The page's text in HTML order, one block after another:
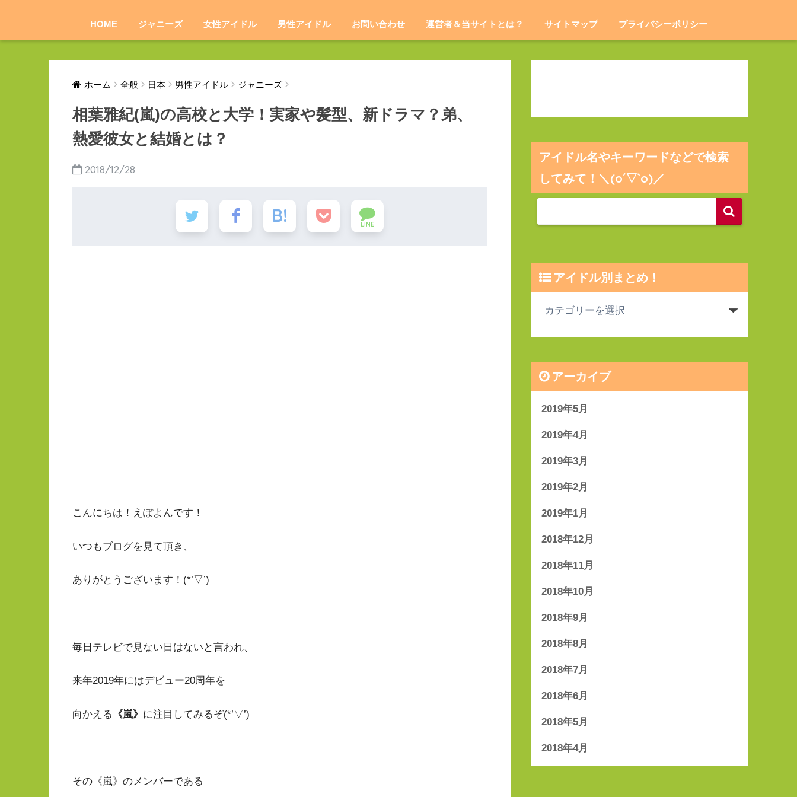
HOME ジャニーズ 女性アイドル 男性アイドル お問い合わせ 運営者＆当サイトとは？ サイトマップ プライバシーポリシー
ホーム 全般 日本 男性アイドル ジャニーズ
相葉雅紀(嵐)の高校と大学！実家や髪型、新ドラマ？弟、
熱愛彼女と結婚とは？
2018/12/28
LINE
こんにちは！えぽよんです！
いつもブログを見て頂き、
ありがとうございます！(*’▽’)
毎日テレビで見ない日はないと言われ、
来年2019年にはデビュー20周年を
向かえる 《嵐》 に注目してみるぞ(*’▽’)
その《嵐》のメンバーである
アイドル名やキーワードなどで検索
してみて！＼(o´▽`o)／
アイドル別まとめ！
アーカイブ
2019年5月
2019年4月
2019年3月
2019年2月
2019年1月
2018年12月
2018年11月
2018年10月
2018年9月
2018年8月
2018年7月
2018年6月
2018年5月
2018年4月